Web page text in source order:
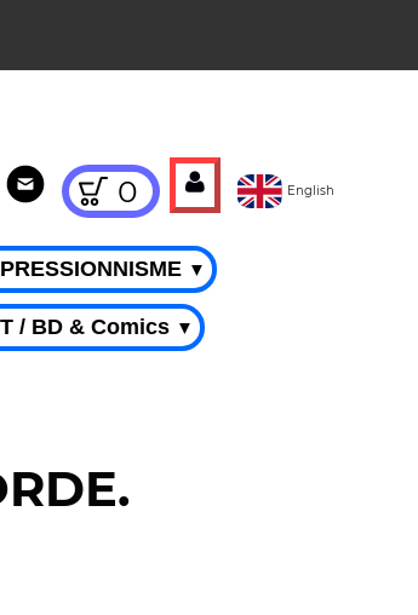
0 English
▼
/ BD & Comics ▼